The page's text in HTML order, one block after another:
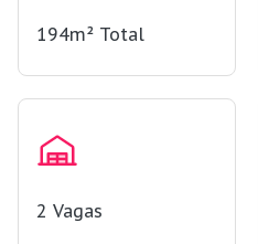
194m² Total
2 Vagas